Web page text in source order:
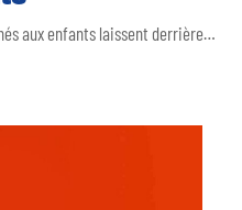
aux enfants laissent derrière…